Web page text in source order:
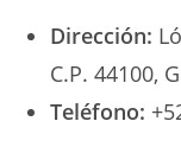
Dirección:
C.P. 44100,
Teléfono: